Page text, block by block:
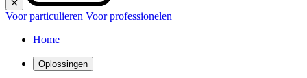
Voor particulieren Voor professionelen
Home
Oplossingen